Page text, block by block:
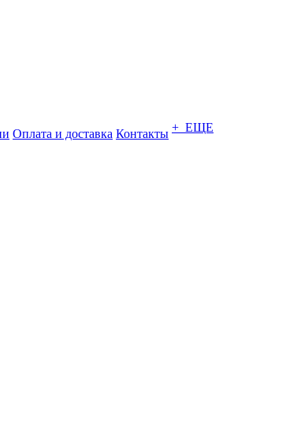
Оплата и доставка Контакты + ЕЩЕ